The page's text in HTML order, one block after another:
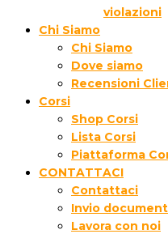
violazioni
Chi Siamo
Chi Siamo
Dove siamo
Recensioni
Corsi
Shop Corsi
Lista Corsi
Piattaforma
CONTATTACI
Contattaci
Invio
Lavora con noi